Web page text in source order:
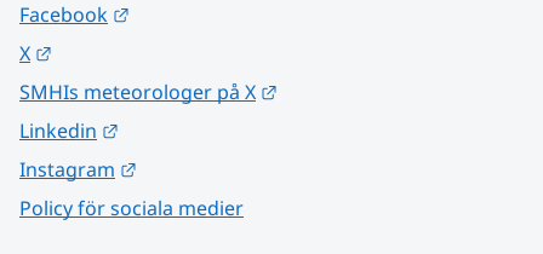
Facebook
X
SMHIs meteorologer på X
Linkedin
Instagram
Policy för sociala medier